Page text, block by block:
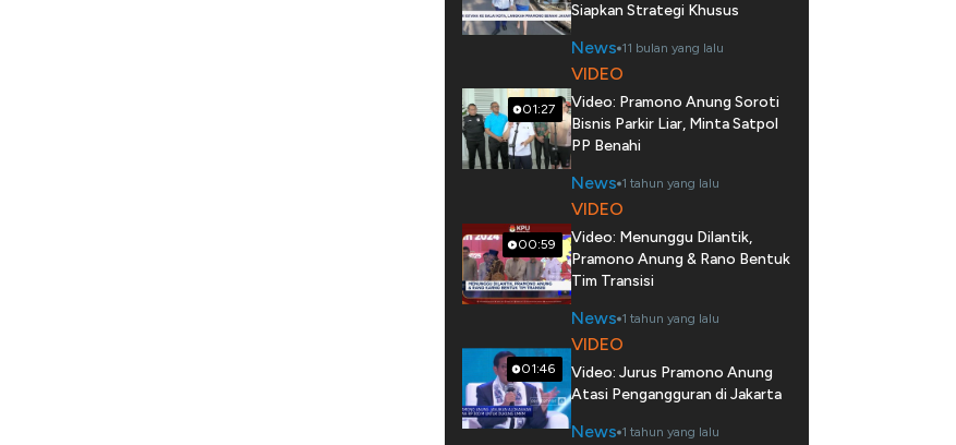
Siapkan Strategi Khusus
News 11 bulan yang lalu
01:27
VIDEO
Video: Pramono Anung Soroti
Bisnis Parkir Liar, Minta Satpol
PP Benahi
News 1 tahun yang lalu
00:59
VIDEO
Video: Menunggu Dilantik,
Pramono Anung & Rano Bentuk
Tim Transisi
News 1 tahun yang lalu
01:46
VIDEO
Video: Jurus Pramono Anung
Atasi Pengangguran di Jakarta
News 1 tahun yang lalu